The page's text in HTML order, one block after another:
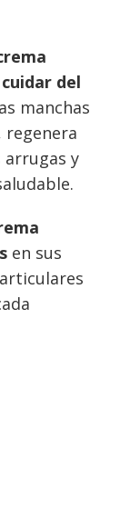
del
manchas
arrugas y
en sus